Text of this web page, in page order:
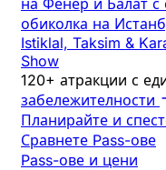
обиколка на
Istiklal, Taksim &
Show
120+ атракции с
забележителности
Планирайте и
Сравнете Pass-ове
Pass-ове и цени